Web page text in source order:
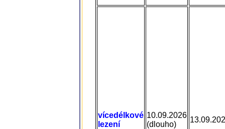
vícedélkové
lezení
10.09.2026
(dlouho)